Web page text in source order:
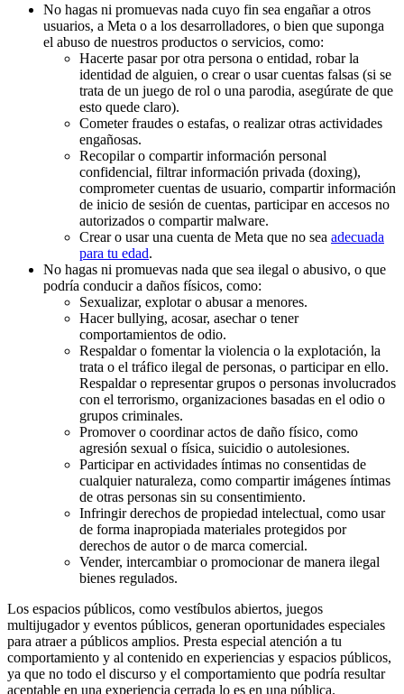
No hagas ni promuevas nada cuyo fin sea engañar a otros
usuarios, a Meta o a los desarrolladores, o bien que suponga
el abuso de nuestros productos o servicios, como:
Hacerte pasar por otra persona o entidad, robar la
identidad de alguien, o crear o usar cuentas falsas (si se
trata de un juego de rol o una parodia, asegúrate de que
esto quede claro).
Cometer fraudes o estafas, o realizar otras actividades
engañosas.
Recopilar o compartir información personal
confidencial, filtrar información privada (doxing),
comprometer cuentas de usuario, compartir información
de inicio de sesión de cuentas, participar en accesos no
autorizados o compartir malware.
Crear o usar una cuenta de Meta que no sea adecuada
para tu edad.
No hagas ni promuevas nada que sea ilegal o abusivo, o que
podría conducir a daños físicos, como:
Sexualizar, explotar o abusar a menores.
Hacer bullying, acosar, asechar o tener
comportamientos de odio.
Respaldar o fomentar la violencia o la explotación, la
trata o el tráfico ilegal de personas, o participar en ello.
Respaldar o representar grupos o personas involucrados
con el terrorismo, organizaciones basadas en el odio o
grupos criminales.
Promover o coordinar actos de daño físico, como
agresión sexual o física, suicidio o autolesiones.
Participar en actividades íntimas no consentidas de
cualquier naturaleza, como compartir imágenes íntimas
de otras personas sin su consentimiento.
Infringir derechos de propiedad intelectual, como usar
de forma inapropiada materiales protegidos por
derechos de autor o de marca comercial.
Vender, intercambiar o promocionar de manera ilegal
bienes regulados.
Los espacios públicos, como vestíbulos abiertos, juegos
multijugador y eventos públicos, generan oportunidades especiales
para atraer a públicos amplios. Presta especial atención a tu
comportamiento y al contenido en experiencias y espacios públicos,
ya que no todo el discurso y el comportamiento que podría resultar
aceptable en una experiencia cerrada lo es en una pública.